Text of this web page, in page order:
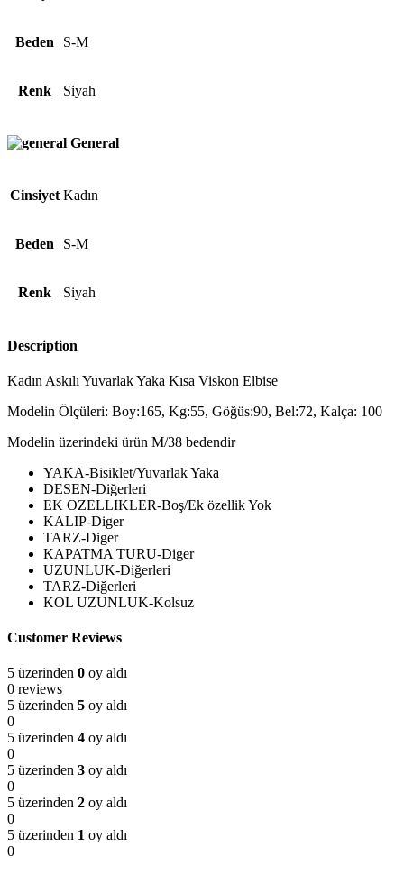
Beden S-M
Renk Siyah
General
Cinsiyet Kadın
Beden S-M
Renk Siyah
Description
Kadın Askılı Yuvarlak Yaka Kısa Viskon Elbise
Modelin Ölçüleri: Boy:165, Kg:55, Göğüs:90, Bel:72, Kalça: 100
Modelin üzerindeki ürün M/38 bedendir
YAKA-Bisiklet/Yuvarlak Yaka
DESEN-Diğerleri
EK OZELLIKLER-Boş/Ek özellik Yok
KALIP-Diger
TARZ-Diger
KAPATMA TURU-Diger
UZUNLUK-Diğerleri
TARZ-Diğerleri
KOL UZUNLUK-Kolsuz
Customer Reviews
5 üzerinden 0 oy aldı
0 reviews
5 üzerinden 5 oy aldı
0
5 üzerinden 4 oy aldı
0
5 üzerinden 3 oy aldı
0
5 üzerinden 2 oy aldı
0
5 üzerinden 1 oy aldı
0